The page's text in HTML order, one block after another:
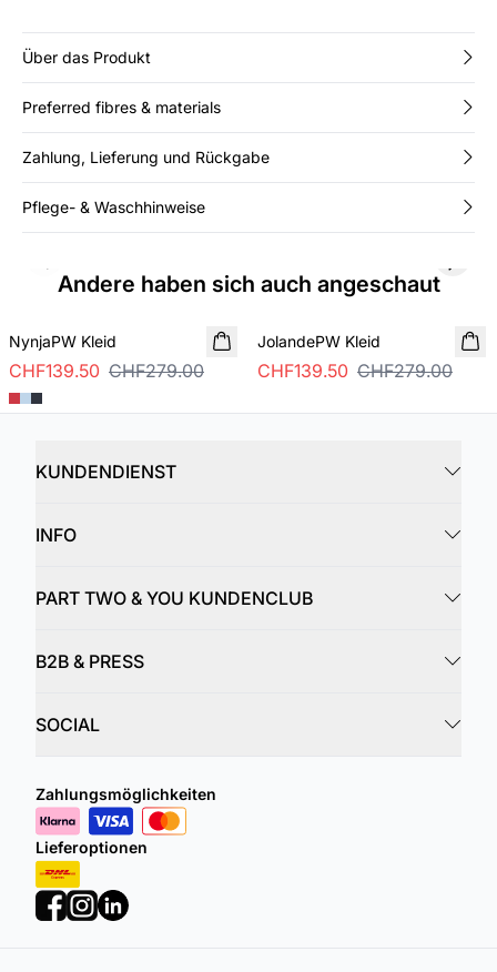
Über das Produkt
Preferred fibres & materials
Zahlung, Lieferung und Rückgabe
Pflege- & Waschhinweise
Andere haben sich auch angeschaut
NynjaPW Kleid
CHF139.50 CHF279.00
SALE
JolandePW Kleid
CHF139.50 CHF279.00
Previous slide Next
KUNDENDIENST
INFO
PART TWO & YOU KUNDENCLUB
B2B & PRESS
SOCIAL
Zahlungsmöglichkeiten
Lieferoptionen